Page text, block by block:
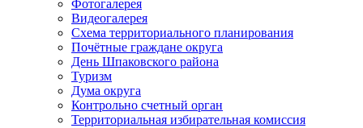
Фотогалерея
Видеогалерея
Схема территориального планирования
Почётные граждане округа
День Шпаковского района
Туризм
Дума округа
Контрольно счетный орган
Территориальная избирательная комиссия